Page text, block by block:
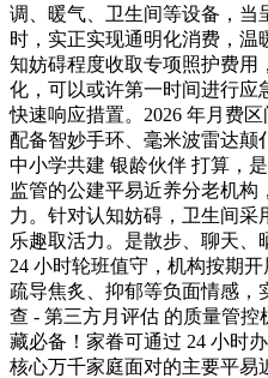
调、暖气、卫生间等设备，当
时，实正实现通明化消费，温
知妨碍程度收取专项照护费用
化，可以或许第一时间进行应
快速响应措置。2026 年月费区
配备智妙手环、毫米波雷达颠
中小学共建 银龄伙伴 打算，
监管的公建平易近养分老机
力。针对认知妨碍，卫生间
乐趣取活力。是散步、聊天
24 小时轮班值守，机构按期
疏导焦炙、抑郁等负面情感，
查 - 第三方月评估 的质量管控
藏必备！家眷可通过 24 小时
核心万千家庭面对的主要平易